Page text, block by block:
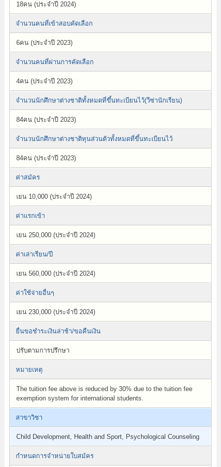
18คน (ประจำปี 2024)
จำนวนคนที่เข้าสอบคัดเลือก
6คน (ประจำปี 2023)
จำนวนคนที่ผ่านการคัดเลือก
4คน (ประจำปี 2023)
จำนวนนักศึกษาต่างชาติทั้งหมดที่ขึ้นทะเบียนไว้(วีซ่านักเรียน)
84คน (ประจำปี 2023)
จำนวนนักศึกษาต่างชาติทุนส่วนตัวทั้งหมดที่ขึ้นทะเบียนไว้
84คน (ประจำปี 2023)
ค่าสมัคร
เยน 10,000 (ประจำปี 2024)
ค่าแรกเข้า
เยน 250,000 (ประจำปี 2024)
ค่าเล่าเรียน/ปี
เยน 560,000 (ประจำปี 2024)
ค่าใช้จ่ายอื่นๆ
เยน 230,000 (ประจำปี 2024)
ยื่นขอชำระเงินล่าช้า/ขอคืนเงิน
ปรับตามการปรึกษา
หมายเหตุ
The tuition fee above is reduced by 30% due to the tuition fee
exemption system for international students.
สาขาวิชา
Child Development, Health and Sport, Psychological Counseling
กำหนดการจำหน่ายใบสมัคร